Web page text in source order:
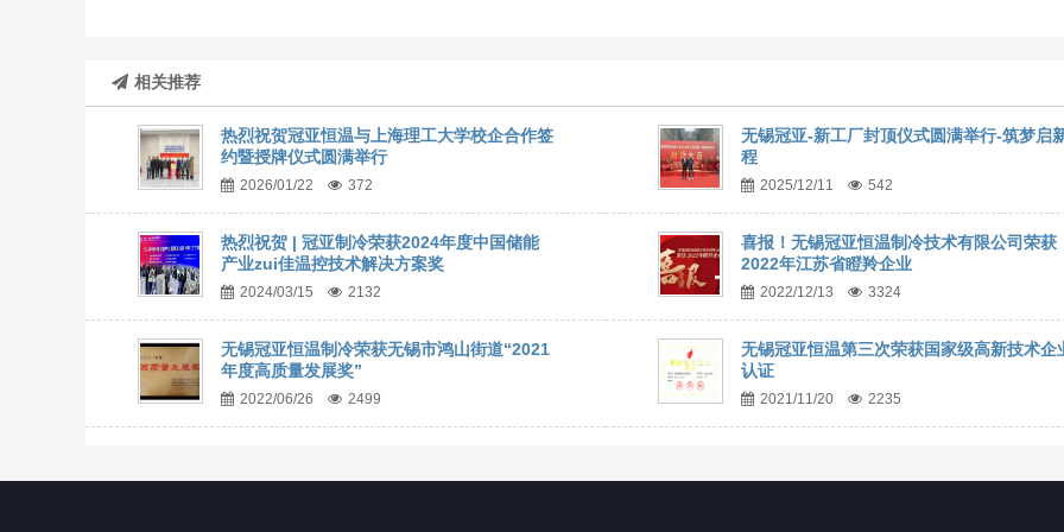
相关推荐
热烈祝贺冠亚恒温与上海理工大学校企合作签
约暨授牌仪式圆满举行
2026/01/22 372
无锡冠亚-新工厂封顶仪式圆满举行-筑梦启
程
2025/12/11 542
热烈祝贺 | 冠亚制冷荣获2024年度中国储能
产业zui佳温控技术解决方案奖
2024/03/15 2132
喜报！无锡冠亚恒温制冷技术有限公司荣获
2022年江苏省瞪羚企业
2022/12/13 3324
无锡冠亚恒温制冷荣获无锡市鸿山街道“2021
年度高质量发展奖”
2022/06/26 2499
无锡冠亚恒温第三次荣获国家级高新技术企
认证
2021/11/20 2235